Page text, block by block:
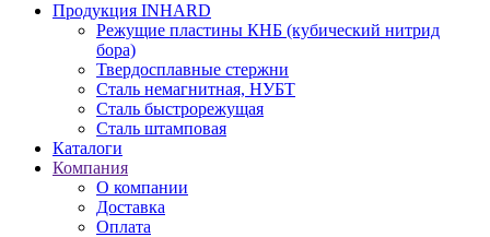
Продукция INHARD
Режущие пластины КНБ (кубический нитрид
бора)
Твердосплавные стержни
Сталь немагнитная, НУБТ
Сталь быстрорежущая
Сталь штамповая
Каталоги
Компания
О компании
Доставка
Оплата